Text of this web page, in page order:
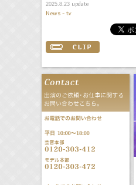
2025.8.23update
News - tv